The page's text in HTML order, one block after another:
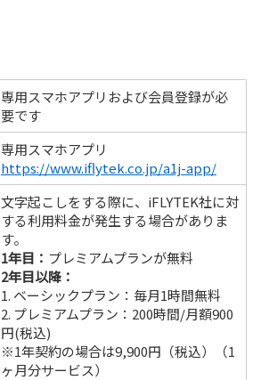
専用スマホアプリおよび会員登録が必
要です
専用スマホアプリ
https://www.iflytek.co.jp/a1j-app/
文字起こしをする際に、iFLYTEK社に対
する利用料金が発生する場合がありま
す。
1年目： プレミアムプランが無料
2年目以降：
1. ベーシックプラン：毎月1時間無料
2. プレミアムプラン：200時間/月額900
円(税込)
※1年契約の場合は9,900円（税込）（1
ヶ月分サービス）